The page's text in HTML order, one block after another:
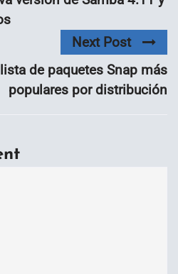
Next Post
de paquetes Snap más
populares por distribución